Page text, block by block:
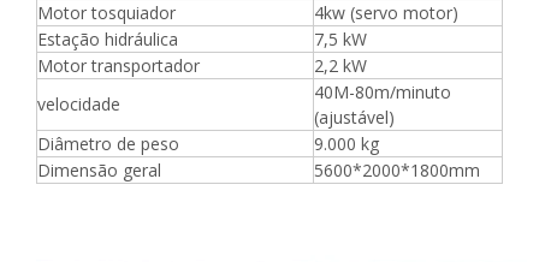
Motor tosquiador
4kw (servo motor)
Estação hidráulica
7,5 kW
Motor transportador
2,2 kW
velocidade
40M-80m/minuto
(ajustável)
Diâmetro de peso
9.000 kg
Dimensão geral
5600*2000*1800mm